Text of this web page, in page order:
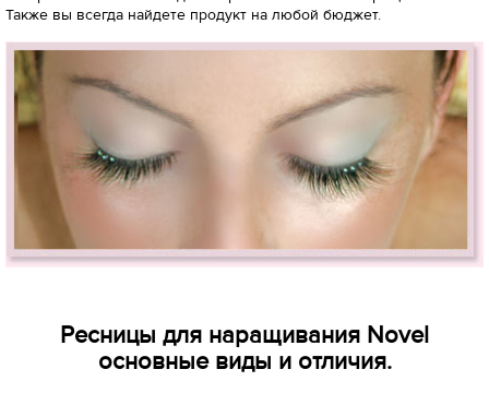
Также вы всегда найдете продукт на любой бюджет.
Ресницы для наращивания Novel
основные виды и отличия.